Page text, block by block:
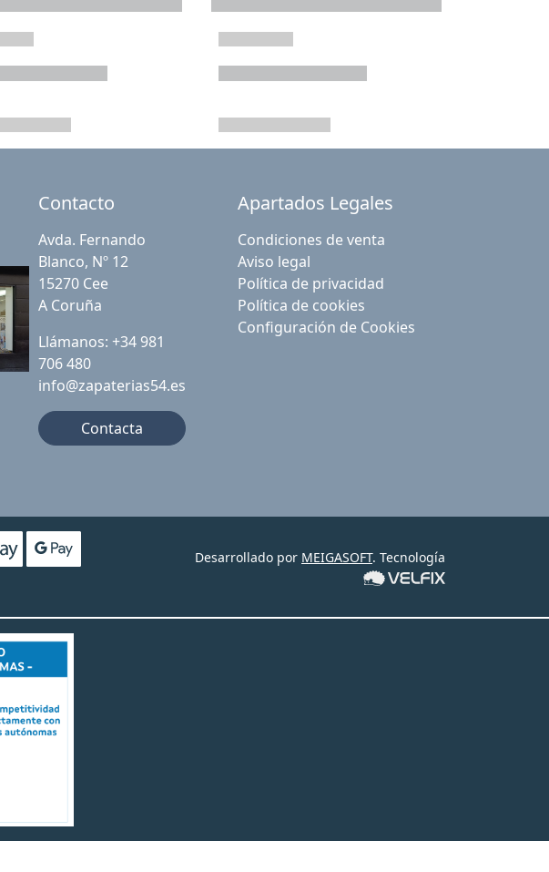
Contacto
Avda. Fernando
Blanco, Nº 12
15270 Cee
A Coruña
Llámanos: +34 981
706 480
info@zapaterias54.es
Contacta
Apartados Legales
Condiciones de venta
Aviso legal
Política de privacidad
Política de cookies
Configuración de Cookies
Desarrollado por MEIGASOFT. Tecnología